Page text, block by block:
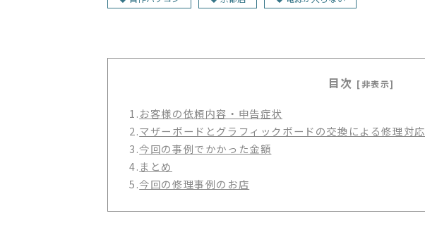
目次 [非表示]
1.お客様の依頼内容・申告症状
2.マザーボードとグラフィックボードの交換による修理対応
3.今回の事例でかかった金額
4.まとめ
5.今回の修理事例のお店